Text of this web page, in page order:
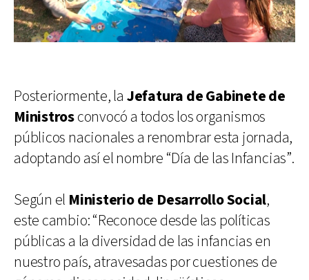
Posteriormente, la Jefatura de Gabinete de
Ministrosconvocó a todos los organismos
públicos nacionales a renombrar esta jornada,
adoptando así el nombre “Día de las Infancias”.
Según el Ministerio de Desarrollo Social,
este cambio: “Reconoce desde las políticas
públicas a la diversidad de las infancias en
nuestro país, atravesadas por cuestiones de